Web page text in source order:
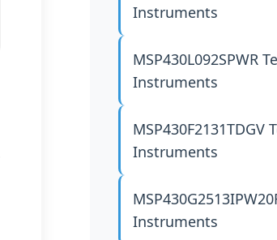
Instruments
MSP430L092SPWR
Instruments
MSP430F2131TDGV
Instruments
Instruments